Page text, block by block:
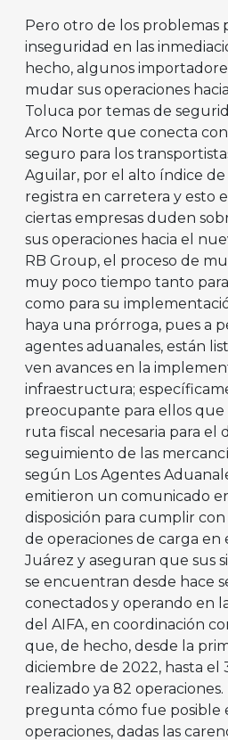
Pero otro de los problemas
inseguridad en las
hecho, algunos
mudar sus operaciones
Toluca por temas de
Arco Norte que conecta con
seguro para los
Aguilar, por el alto índice de
registra en carretera y esto
ciertas empresas duden
sus operaciones hacia el
RB Group, el proceso de
muy poco tiempo tanto
como para su
haya una prórroga, pues a
agentes aduanales, están
ven avances en la
infraestructura;
preocupante para ellos que
ruta fiscal necesaria para el
seguimiento de las
según Los Agentes
emitieron un comunicado
disposición para cumplir
de operaciones de carga en
Juárez y aseguran que sus
se encuentran desde hace
conectados y operando en
del AIFA, en coordinación
que, de hecho, desde la
diciembre de 2022, hasta el
realizado ya 82
pregunta cómo fue posible
operaciones, dadas las